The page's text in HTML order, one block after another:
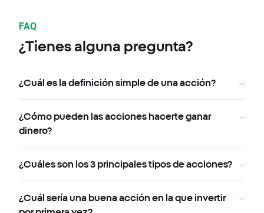
FAQ
¿Tienes alguna pregunta?
¿Cuál es la definición simple de una acción?
¿Cómo pueden las acciones hacerte ganar
dinero?
¿Cuáles son los 3 principales tipos de acciones?
¿Cuál sería una buena acción en la que invertir